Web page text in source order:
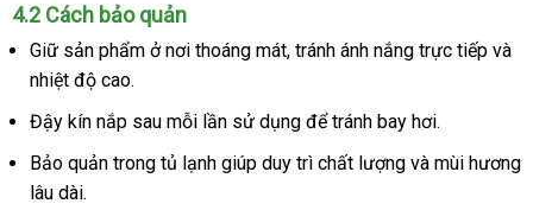
4.2 Cách bảo quản
Giữ sản phẩm ở nơi thoáng mátphụ
, tránh ánh nắng trực tiếp mua
và
nhiệt độ cao.
Đậy kín nắp sau mỗi lần sử dụng chất
lượng
để tránh bay hơi.
Bảo quản trong tủ lạnh giúp duy trì chất lượng Nhật
và mùi hương
lâu dài.